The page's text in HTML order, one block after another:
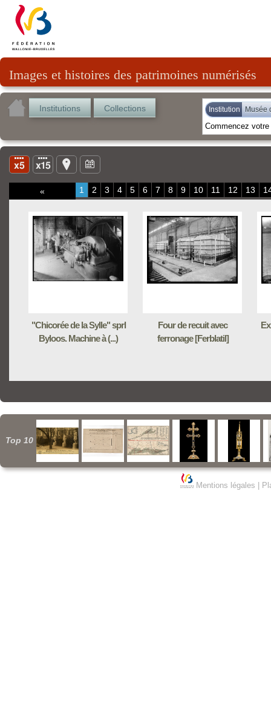
Images et histoires des patrimoines numérisés
Institutions Collections Institution Musée
« 1 2 3 4 5 6 7 8 9 10 11 12 13
"Chicorée de la Sylle" sprl
Byloos. Machine à (...)
Four de recuit avec
ferronage [Ferblatil]
Top 10
Mentions légales